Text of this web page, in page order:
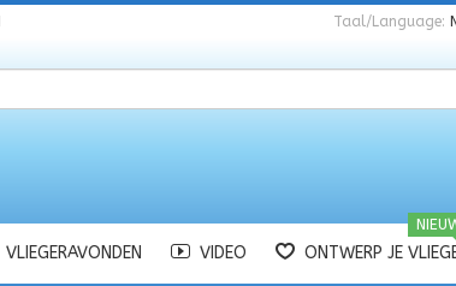
Taal/Language:
VLIEGERAVONDEN VIDEO ONTWERP JE